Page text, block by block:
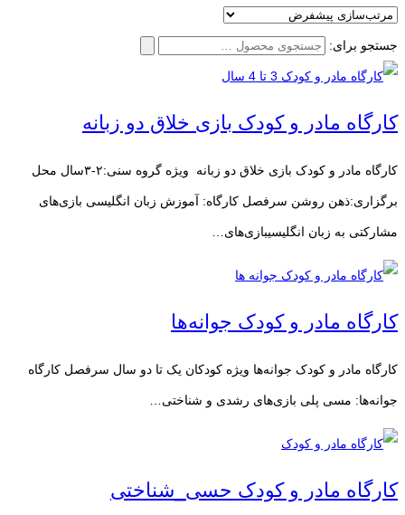
جستجو برای:
کارگاه مادر و کودک بازی خلاق دو زبانه
کارگاه مادر و کودک بازی خلاق دو زبانه ویژه گروه سنی:۲-۳سال محل
برگزاری:ذهن روشن سرفصل کارگاه: آموزش زبان انگلیسی بازی‌های
مشارکتی به زبان انگلیسیبازی‌های…
کارگاه مادر و کودک جوانه‌ها
کارگاه مادر و کودک جوانه‌ها ویژه کودکان یک تا دو سال سرفصل کارگاه
جوانه‌ها: مسی پلی بازی‌های رشدی و شناختی…
کارگاه مادر و کودک حسی_شناختی